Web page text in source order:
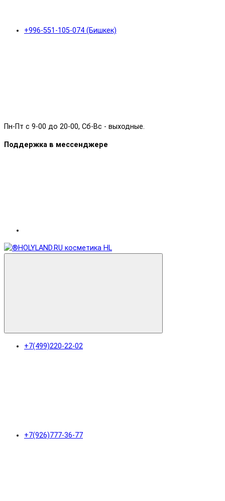
+996-551-105-074 (Бишкек)
Пн-Пт с 9-00 до 20-00, Сб-Вс - выходные.
Поддержка в мессенджере
+7(499)220-22-02
+7(926)777-36-77